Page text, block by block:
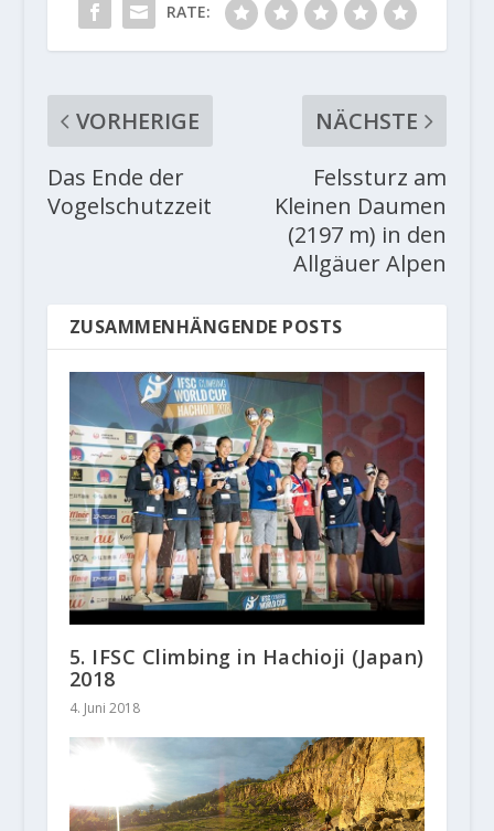
RATE:
VORHERIGE
Das Ende der
Vogelschutzzeit
NÄCHSTE
Felssturz am
Kleinen Daumen
(2197 m) in den
Allgäuer Alpen
ZUSAMMENHÄNGENDE POSTS
5. IFSC Climbing in Hachioji (Japan)
2018
4. Juni 2018